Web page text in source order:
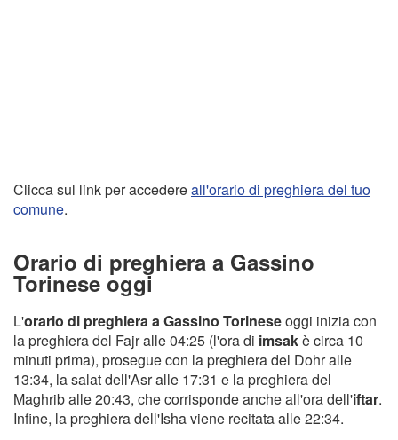
Clicca sul link per accedereall'orario di preghiera del tuo
comune.
Orario di preghiera a Gassino
Torinese oggi
L'orario di preghiera a Gassino Torineseoggi inizia con
la preghiera del Fajr alle 04:25 (l'ora di imsakè circa 10
minuti prima), prosegue con la preghiera del Dohr alle
13:34, la salat dell'Asr alle 17:31 e la preghiera del
Maghrib alle 20:43, che corrisponde anche all'ora dell'iftar.
Infine, la preghiera dell'Isha viene recitata alle 22:34.